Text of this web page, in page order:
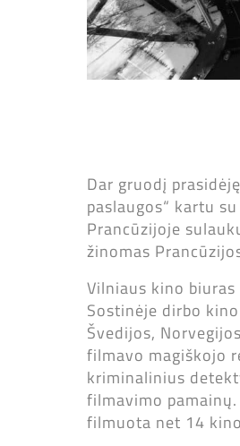
Dar gruodį
paslaugos“ kartu
Prancūzijoje
žinomas
Vilniaus kino
Sostinėje dirbo
Švedijos,
filmavo magiškojo
kriminalinius
filmavimo
filmuota net 14